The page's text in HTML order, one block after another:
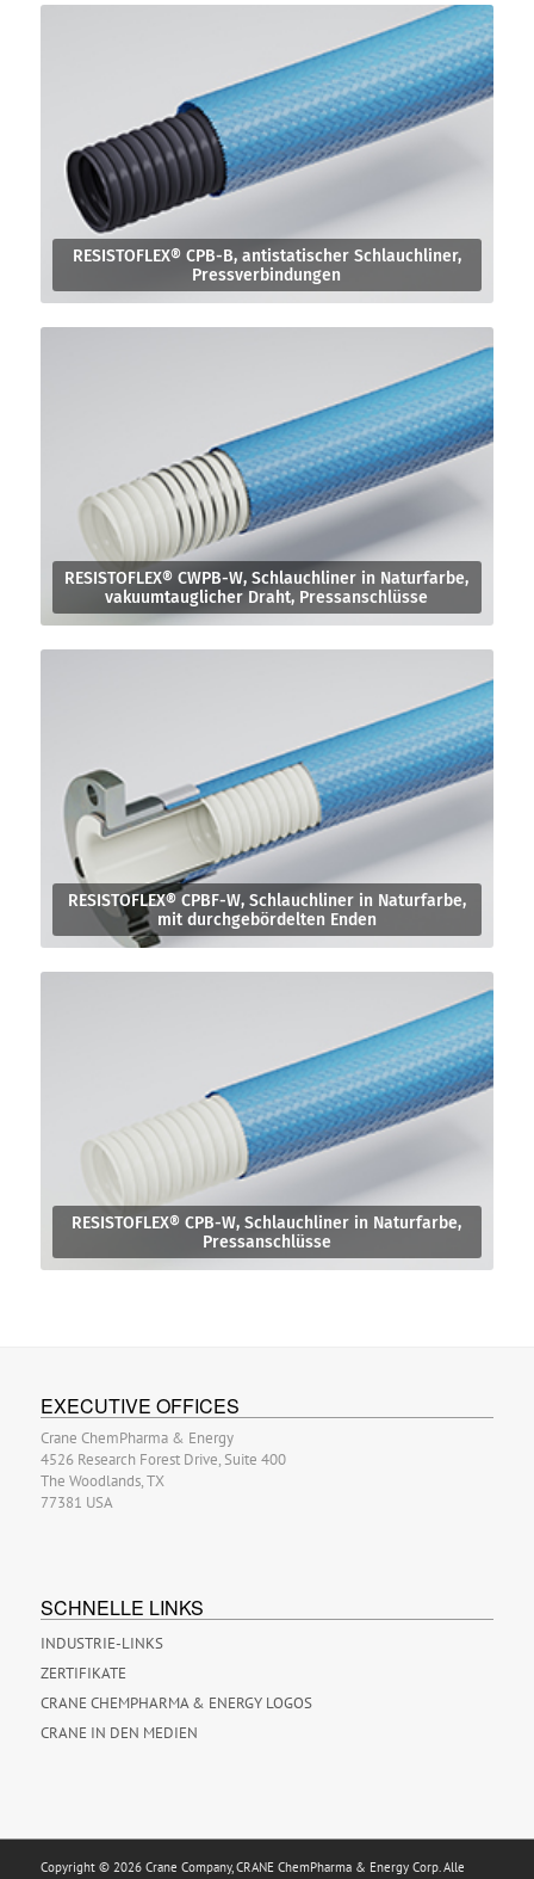
RESISTOFLEX® CPB-B, antistatischer Schlauchliner,
Pressverbindungen
RESISTOFLEX® CWPB-W, Schlauchliner in Naturfarbe,
vakuumtauglicher Draht, Pressanschlüsse
RESISTOFLEX® CPBF-W, Schlauchliner in Naturfarbe,
mit durchgebördelten Enden
RESISTOFLEX® CPB-W, Schlauchliner in Naturfarbe,
Pressanschlüsse
EXECUTIVE OFFICES
Crane ChemPharma & Energy
4526 Research Forest Drive, Suite 400
The Woodlands, TX
77381 USA
SCHNELLE LINKS
INDUSTRIE-LINKS
ZERTIFIKATE
CRANE CHEMPHARMA & ENERGY LOGOS
CRANE IN DEN MEDIEN
Copyright © 2026 Crane Company, CRANE ChemPharma & Energy Corp. Alle